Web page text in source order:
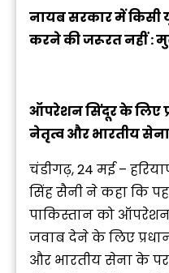
नायब सरकार में किसी
करने की जरूरत नहीं :
ऑपरेशन सिंदूर के लिए
नेतृत्व और भारतीय सेना
चंडीगढ़, 24 मई –
सिंह सैनी ने कहा कि
पाकिस्तान को
जवाब देने के लिए
और भारतीय सेना के